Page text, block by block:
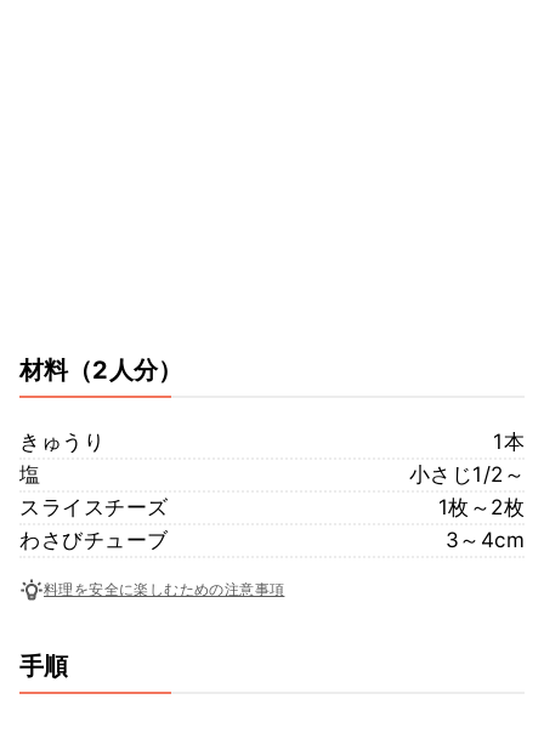
材料（2人分）
きゅうり
1本
塩
小さじ1/2～
スライスチーズ
1枚～2枚
わさびチューブ
3～4cm
料理を安全に楽しむための注意事項
手順